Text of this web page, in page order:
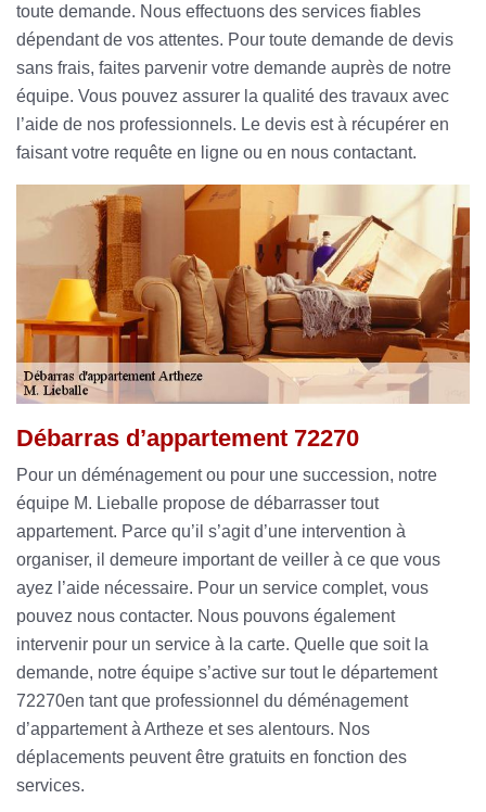
toute demande. Nous effectuons des services fiables
dépendant de vos attentes. Pour toute demande de devis
sans frais, faites parvenir votre demande auprès de notre
équipe. Vous pouvez assurer la qualité des travaux avec
l’aide de nos professionnels. Le devis est à récupérer en
faisant votre requête en ligne ou en nous contactant.
Débarras d’appartement 72270
Pour un déménagement ou pour une succession, notre
équipe M. Lieballe propose de débarrasser tout
appartement. Parce qu’il s’agit d’une intervention à
organiser, il demeure important de veiller à ce que vous
ayez l’aide nécessaire. Pour un service complet, vous
pouvez nous contacter. Nous pouvons également
intervenir pour un service à la carte. Quelle que soit la
demande, notre équipe s’active sur tout le département
72270en tant que professionnel du déménagement
d’appartement à Artheze et ses alentours. Nos
déplacements peuvent être gratuits en fonction des
services.